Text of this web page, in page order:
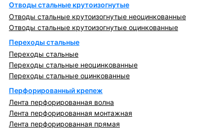
Отводы стальные крутоизогнутые
Отводы стальные крутоизогнутые неоцинкованные
Отводы стальные крутоизогнутые оцинкованные
Переходы стальные
Переходы стальные
Переходы стальные неоцинкованные
Переходы стальные оцинкованные
Перфорированный крепеж
Лента перфорированная волна
Лента перфорированная монтажная
Лента перфорированная прямая